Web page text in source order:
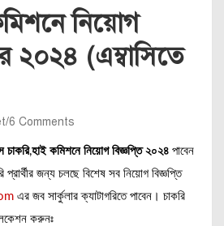
নিয়োগ
২০২৪ (এম্বাসিতে
6 Comments
চাকরি,হাই কমিশনে নিয়োগ বিজ্ঞপ্তি ২০২৪ পাবেন
জন্য চলছে বিশেষ সব নিয়োগ বিজ্ঞপ্তি
এর জব সার্কুলার ক্যাটাগরিতে পাবেন। চাকরি
করুনঃ